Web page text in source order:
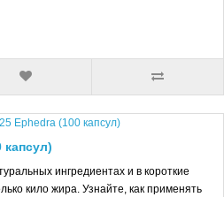
капсул)
ингредиентах и в короткие
кило жира. Узнайте, как применять